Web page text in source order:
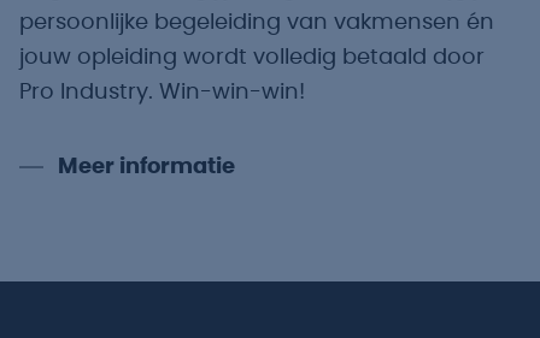
persoonlijke begeleiding van vakmensen én
jouw opleiding wordt volledig betaald door
Pro Industry. Win-win-win!
Meer informatie